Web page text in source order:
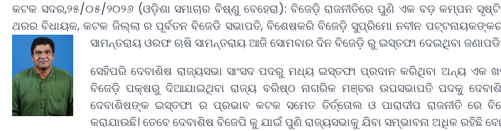
କଟକ ସଦର,୨୫/୦୫/୨୦୨୬ (ଓଡ଼ିଶା ସମାଚାର ବିଷ୍ଣୁ ବେହେରା): ବିଜେଡ଼ି ରାଜନୀତିରେ ପୁଣି ଏକ ବଡ଼ କମ୍ପନ ସୃଷ୍ଟି
ଥରର ବିଧାୟକ, କଟକ ଜିଲ୍ଲା ର ପୂର୍ବତନ ବିଜେଡି ସଭାପତି, ବିଶେଷକରି ବିଜେଡ଼ି ସୁପ୍ରିମୋ ନବୀନ
ସାମନ୍ତରାୟ ଓରଫ ଋଷି ସାମନ୍ତରାୟ ଆଜି ସୋମବାର ଦିନ ବିଜେଡ଼ି ରୁ ଇସ୍ତଫା ଦେଇଥିବା
ସେହିପରି ଦେବାଶିଷ ରାଜ୍ୟସଭା ସାଂସଦ ପଦରୁ ମଧ୍ୟ ଇସ୍ତଫା ପ୍ରଦାନ କରିଥିବା ଅନ୍ୟ ଏକ
ବିଜେଡ଼ି ପକ୍ଷରୁ ଦିଆଯାଇଥିବା ରାଜ୍ୟ ବରିଷ୍ଠ ନାଗରିକ ମଞ୍ଚର ଉପସଭାପତି ପଦକୁ
ଦେବାଶିଷଙ୍କ ଇସ୍ତଫା ର ପ୍ରଭାବ କଟକ ସମେତ ତିର୍ତ୍ତୋଲ ଓ ପାରାଦୀପ ରାଜନୀତି
କରାଯାଉଛି। ତେବେ ଦେବାଶିଷ ବିଜେପି କୁ ଯାଇଁ ପୁଣି ରାଜ୍ୟସଭାକୁ ଯିବା ସମ୍ଭାବନା ଅଧିକ ରହିଛି